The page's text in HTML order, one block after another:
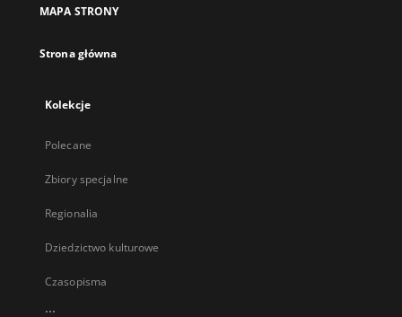
MAPA STRONY
Strona główna
Kolekcje
Polecane
Zbiory specjalne
Regionalia
Dziedzictwo kulturowe
Czasopisma
...